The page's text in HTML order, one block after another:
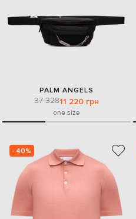
PALM ANGELS
37 32811 220 грн
one size
- 40%